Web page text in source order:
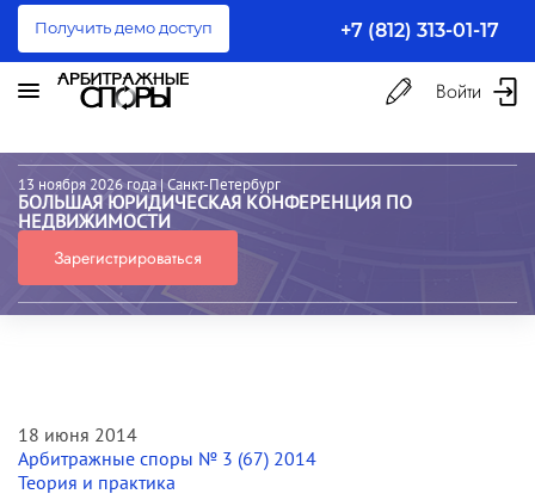
Получить демо доступ +7 (812) 313-01-17
Войти
13 ноября 2026 года | Санкт-Петербург
БОЛЬШАЯ ЮРИДИЧЕСКАЯ КОНФЕРЕНЦИЯ ПО
НЕДВИЖИМОСТИ
Зарегистрироваться
18 июня 2014
Арбитражные споры № 3 (67) 2014
Теория и практика